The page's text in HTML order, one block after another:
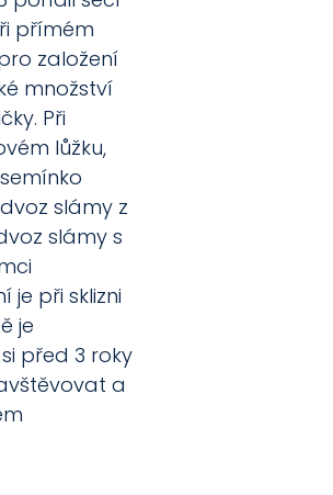
přímém
založení
množství
Při
lůžku,
slámy z
slámy s
je při sklizni
je
před 3 roky
a